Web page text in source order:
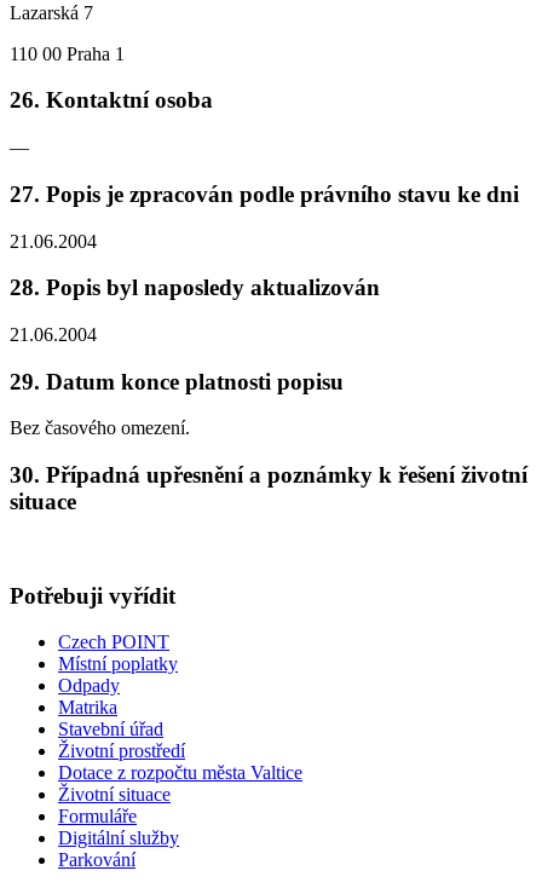
Lazarská 7
110 00 Praha 1
26. Kontaktní osoba
—
27. Popis je zpracován podle právního stavu ke dni
21.06.2004
28. Popis byl naposledy aktualizován
21.06.2004
29. Datum konce platnosti popisu
Bez časového omezení.
30. Případná upřesnění a poznámky k řešení životní
situace
Potřebuji vyřídit
Czech POINT
Místní poplatky
Odpady
Matrika
Stavební úřad
Životní prostředí
Dotace z rozpočtu města Valtice
Životní situace
Formuláře
Digitální služby
Parkování